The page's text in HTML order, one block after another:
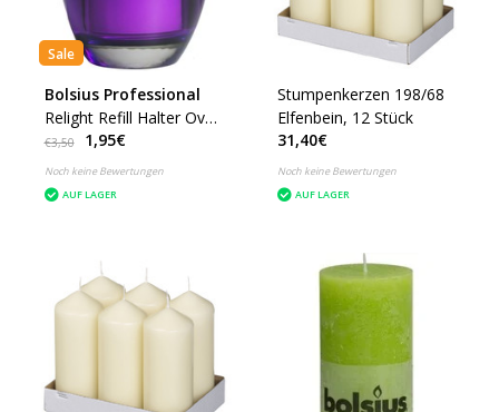
Sale
Bolsius Professional
Relight Refill Halter Oval
Violett
€3,50 1,95€
Noch keine Bewertungen
AUF LAGER
Stumpenkerzen 198/68
Elfenbein, 12 Stück
31,40€
Noch keine Bewertungen
AUF LAGER